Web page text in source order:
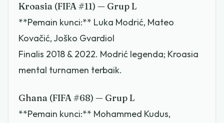
Kroasia (FIFA #11) — Grup L
**Pemain kunci:** Luka Modrić, Mateo
Kovačić, Joško Gvardiol
Finalis 2018 & 2022. Modrić legenda; Kroasia
mental turnamen terbaik.
Ghana (FIFA #68) — Grup L
**Pemain kunci:** Mohammed Kudus,